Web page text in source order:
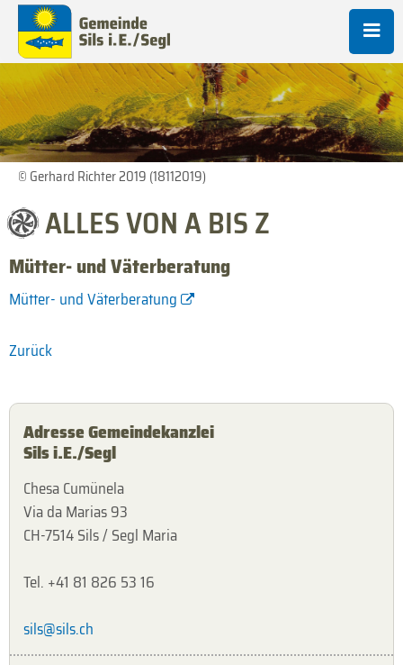
© Gerhard Richter 2019 (18112019)
ALLES VON A BIS Z
Mütter- und Väterberatung
Mütter- und Väterberatung
Zurück
Adresse Gemeindekanzlei
Sils i.E./Segl
Chesa Cumünela
Via da Marias 93
CH-7514 Sils / Segl Maria
Tel. +41 81 826 53 16
sils@sils.ch